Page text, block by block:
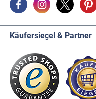
Käufersiegel & Partner